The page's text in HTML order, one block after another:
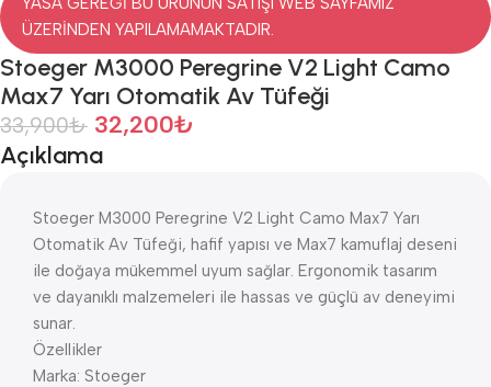
ÜZERİNDEN YAPILAMAMAKTADIR.
Stoeger M3000 Peregrine V2 Light Camo
Max7 Yarı Otomatik Av Tüfeği
33,900₺ 32,200₺
Açıklama
Stoeger M3000 Peregrine V2 Light Camo Max7 Yarı
Otomatik Av Tüfeği, hafif yapısı ve Max7 kamuflaj deseni
ile doğaya mükemmel uyum sağlar. Ergonomik tasarım
ve dayanıklı malzemeleri ile hassas ve güçlü av deneyimi
sunar.
Özellikler
Marka: Stoeger